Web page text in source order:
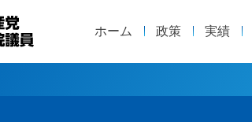
ホーム 政策 実績